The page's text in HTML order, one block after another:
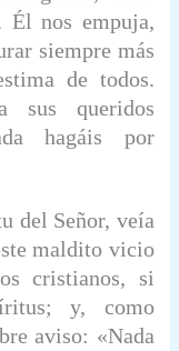
Él nos empuja,
siempre más
de todos.
sus queridos
hagáis por
del Señor, veía
maldito vicio
cristianos, si
y, como
aviso: «Nada